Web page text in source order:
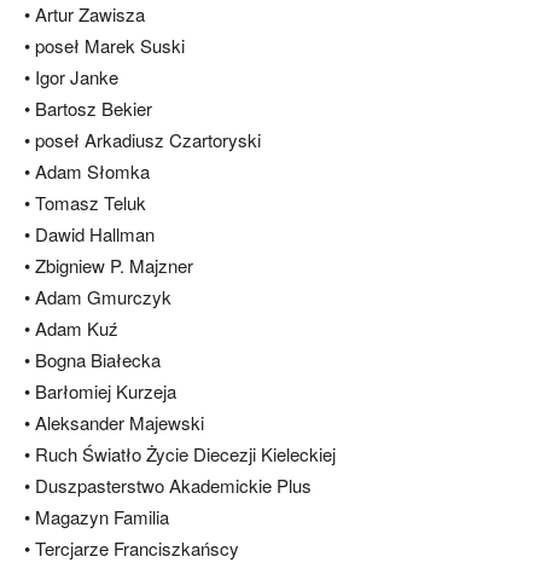
• Artur Zawisza
• poseł Marek Suski
• Igor Janke
• Bartosz Bekier
• poseł Arkadiusz Czartoryski
• Adam Słomka
• Tomasz Teluk
• Dawid Hallman
• Zbigniew P. Majzner
• Adam Gmurczyk
• Adam Kuź
• Bogna Białecka
• Barłomiej Kurzeja
• Aleksander Majewski
• Ruch Światło Życie Diecezji Kieleckiej
• Duszpasterstwo Akademickie Plus
• Magazyn Familia
• Tercjarze Franciszkańscy